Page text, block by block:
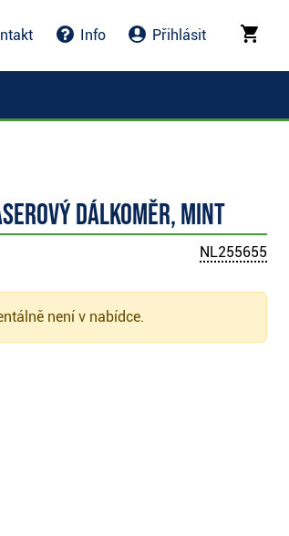
Info Přihlásit
dálkoměr, mint
NL255655
není v nabídce.